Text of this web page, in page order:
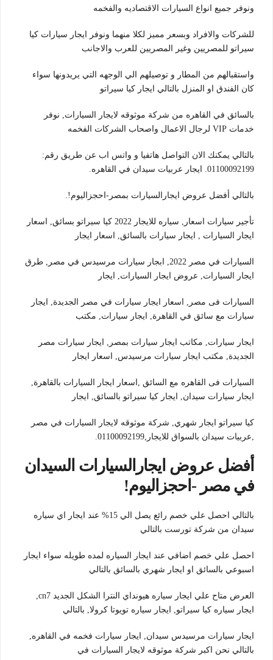
ونوفر جميع انواع السيارات الاقتصاديه والفخمه
للشركات والافراد وبسعر مميز لكلا منهما ونوفر ايجار سيارات كيا
سيراتو للمصريين وغير المصريين للعرب والاجانب
واستقبالهم من المطار و توصيلهم الي الوجهه التي يريدونها سواء
كان الفندق او المنزل بالتالي ايجار كيا سيراتو
بالسائق في القاهره من شركة موثوقه لايجار السيارات, نوفر
خدمات VIP لرجال الاعمال واصحاب الشركات الفخمه
بالتالي يمكنك الان التواصل هاتفيا و واتس اب عن طريق رقم:
01100092199. ايجار عربيات سيدان في القاهره.
بالتالي أفضل عروض ايجارالسيارات بمصر-احجزاليوم!.
تأجير سيارات اسعار, سياره للايجار 2022 كيا سيراتو بسائق, اسعار
ايجار السيارات , ايجار سيارات بالسائق, اسعار ايجار
السيارات في مصر 2022, ابجار سيارات مرسيدس في مصر, طرق
ايجار السيارات, عروض ايجار السيارات, ايجار
السيارات فى مصر, اسعار ايجار سيارات في مصر الجديدة, ايجار
سيارات مع سائق في القاهرة, ايجار سيارات, مكتب
ايجار سيارات, مكاتب ايجار سيارات بمصر, ايجار سيارات مصر
الجديدة, مكتب ايجار سيارات مرسيدس, اسعار ايجار
السيارات فى القاهره مع السائق ,اسعار ايجار السيارات بالقاهرة,
ايجار سيارات سيدان, ايجار كيا سيراتو بالسائق, ايجار
كيا سيراتو ايجار شهري, شركة موثوقه لايجار السيارات في مصر
,عربيات سيدان بالسواق للايجار,01100092199.
أفضل عروض ايجارالسيارات السيدان
في مصر -احجزاليوم!
بالتالي احصل علي خصم رائع يصل الي 15% عند ايجار اي سياره
سيدان من شركة تورست بالتالي
احصل علي خصم اضافي عند ايجار السياره لمده طويله سواء ايجار
اسبوعي بالسائق او ايجار شهري بالسائق بالتالي
العرض متاح علي ايجار سياره هيونداي النترا الشكل الجديد cn7,
ايجار سياره كيا سيراتو, ايجار سياره تويوتا كرولا, بالتالي
ايجار سيارات مرسيدس سيدان, ايجار سيارات فخمه في القاهره,
بالتالي نحن اكبر شركة موثوقه لايجار السيارات في